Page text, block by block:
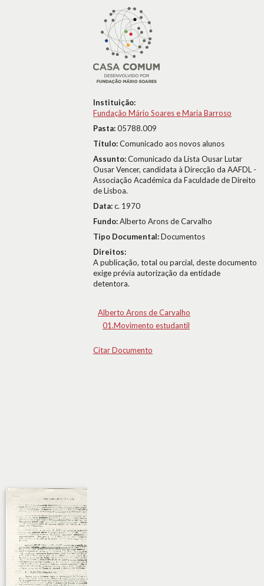
Instituição:
Fundação Mário Soares e Maria Barroso
Pasta:05788.009
Título:Comunicado aos novos alunos
Assunto:Comunicado da Lista Ousar Lutar
Ousar Vencer, candidata à Direcção da AAFDL -
Associação Académica da Faculdade de Direito
de Lisboa.
Data:c. 1970
Fundo:Alberto Arons de Carvalho
Tipo Documental:Documentos
Direitos:
A publicação, total ou parcial, deste documento
exige prévia autorização da entidade
detentora.
Alberto Arons de Carvalho
01.Movimento estudantil
Citar Documento